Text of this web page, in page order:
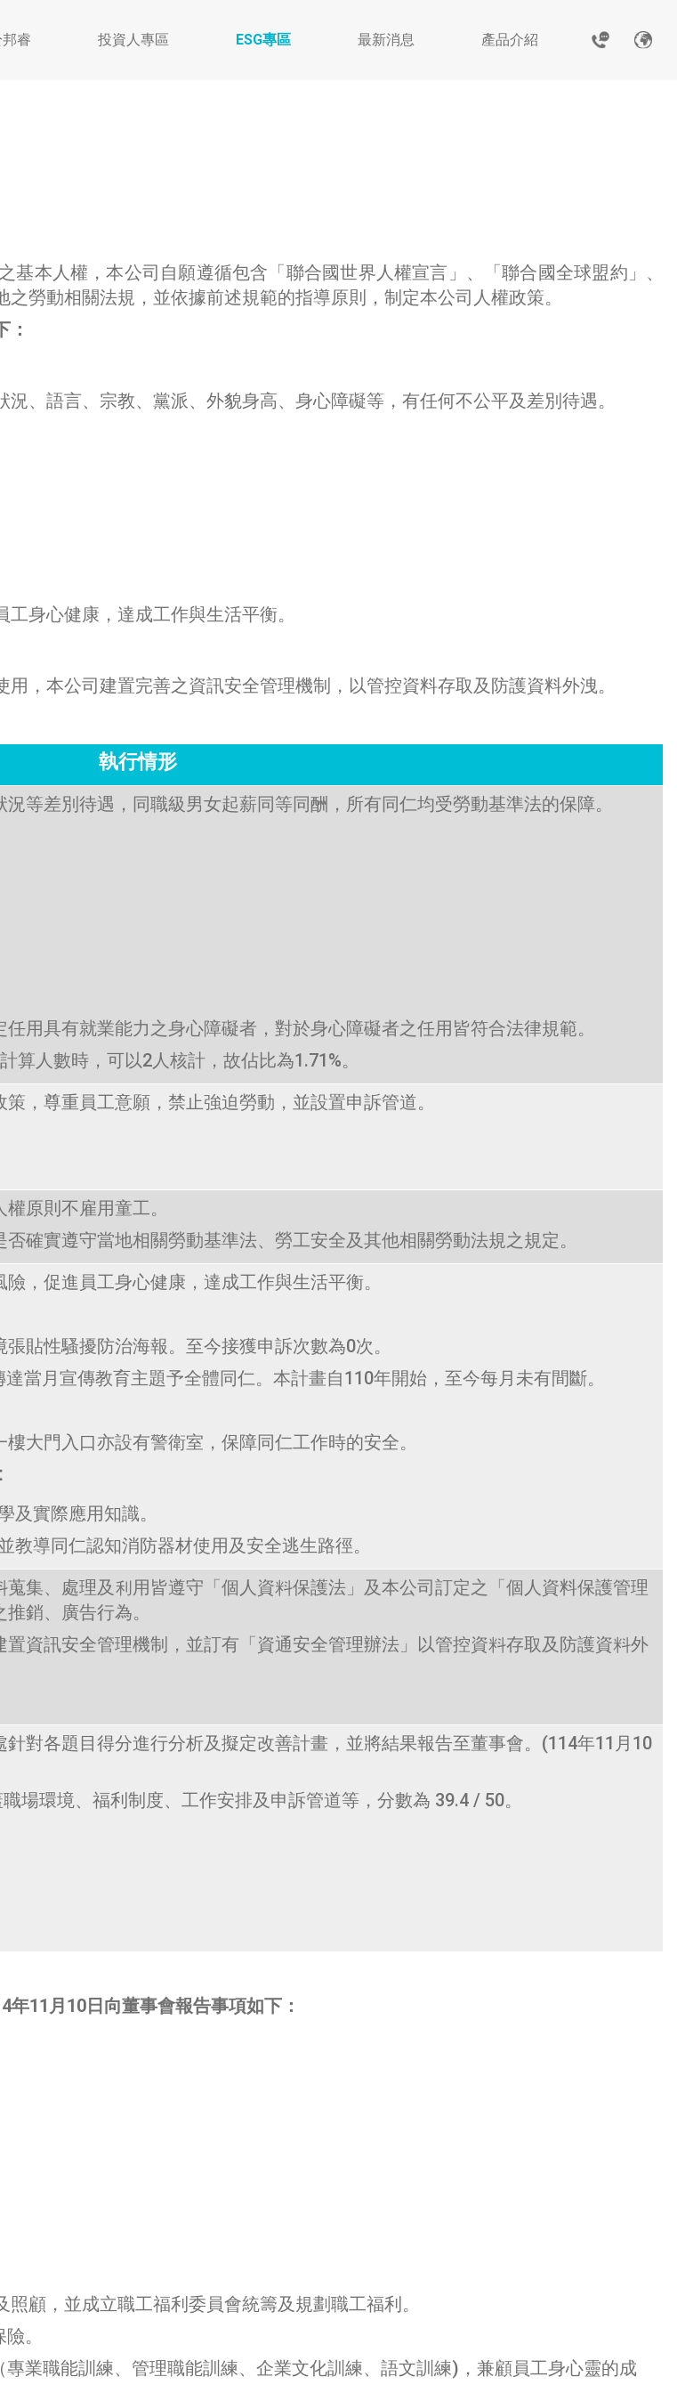
睿 投資人專區 ESG專區 最新消息 產品介紹
人權，本公司自願遵循包含「聯合國世界人權宣言」、「聯合國全球盟約」、
勞動相關法規，並依據前述規範的指導原則，制定本公司人權政策。
語言、宗教、黨派、外貌身高、身心障礙等，有任何不公平及差別待遇。
身心健康，達成工作與生活平衡。
本公司建置完善之資訊安全管理機制，以管控資料存取及防護資料外洩。
執行情形
等差別待遇，同職級男女起薪同等同酬，所有同仁均受勞動基準法的保障。
用具有就業能力之身心障礙者，對於身心障礙者之任用皆符合法律規範。
人數時，可以2人核計，故佔比為1.71%。
，尊重員工意願，禁止強迫勞動，並設置申訴管道。
原則不雇用童工。
確實遵守當地相關勞動基準法、勞工安全及其他相關勞動法規之規定。
，促進員工身心健康，達成工作與生活平衡。
貼性騷擾防治海報。至今接獲申訴次數為0次。
當月宣傳教育主題予全體同仁。 本計畫自110年開始，至今每月未有間斷。
大門入口亦設有警衛室，保障同仁工作時的安全。
：
及實際應用知識。
教導同仁認知消防器材使用及安全逃生路徑。
集、處理及利用皆遵守「個人資料保護法」及本公司訂定之「個人資料保護管理
銷、廣告行為。
資訊安全管理機制，並訂有「資通安全管理辦法」以管控資料存取及防護資料外
對各題目得分進行分析及擬定改善計畫，並將結果報告至董事會。(114年11月10
場環境、福利制度、工作安排及申訴管道等，分數為 39.4 / 50。
11月10日向董事會報告事項如下：
顧，並成立職工福利委員會統籌及規劃職工福利。
。
專業職能訓練、管理職能訓練、企業文化訓練、語文訓練)，兼顧員工身心靈的成